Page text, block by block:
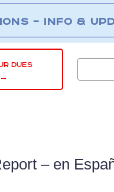
– INFO &
DUES
– en